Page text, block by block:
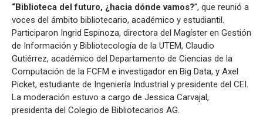
“Biblioteca del futuro, ¿hacia dónde vamos?”, que reunió a
voces del ámbito bibliotecario, académico y estudiantil.
Participaron Ingrid Espinoza, directora del Magíster en Gestión
de Información y Bibliotecología de la UTEM, Claudio
Gutiérrez, académico del Departamento de Ciencias de la
Computación de la FCFM e investigador en Big Data, y Axel
Picket, estudiante de Ingeniería Industrial y presidente del CEI.
La moderación estuvo a cargo de Jessica Carvajal,
presidenta del Colegio de Bibliotecarios AG.